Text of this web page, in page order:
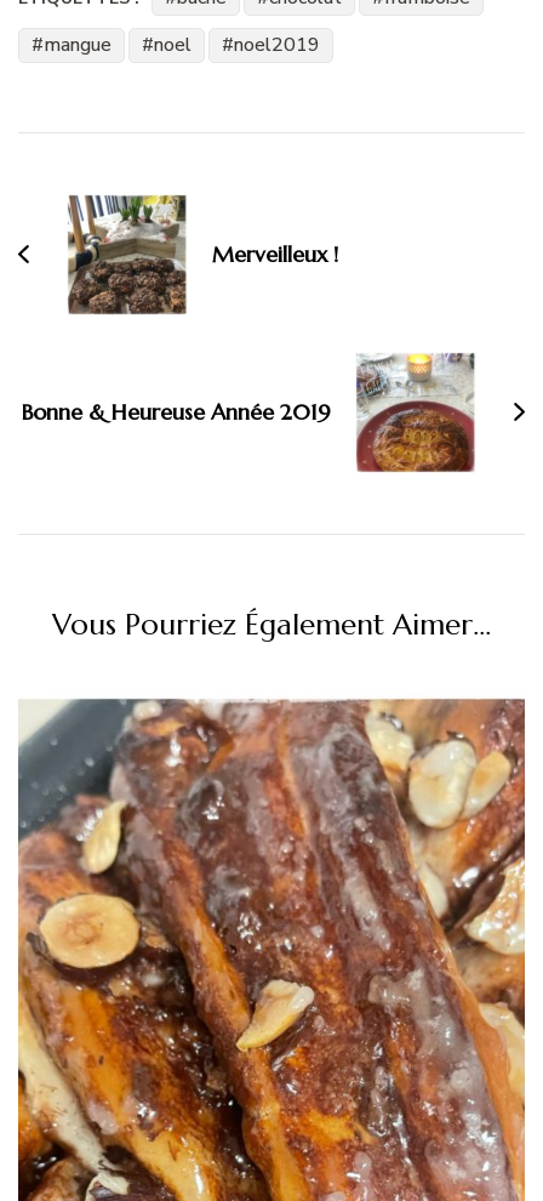
mangue
noel noel2019
d'article
Merveilleux !
Bonne & Heureuse Année 2019
Vous Pourriez Également Aimer...